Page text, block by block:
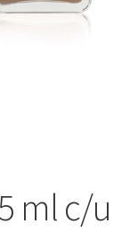
ml c/u